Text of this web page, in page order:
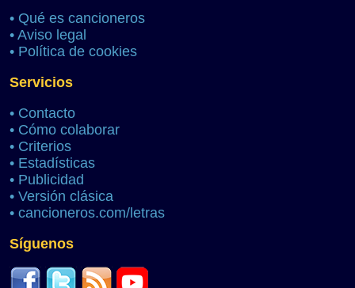
• Qué es cancioneros
• Aviso legal
• Política de cookies
Servicios
• Contacto
• Cómo colaborar
• Criterios
• Estadísticas
• Publicidad
• Versión clásica
• cancioneros.com/letras
Síguenos